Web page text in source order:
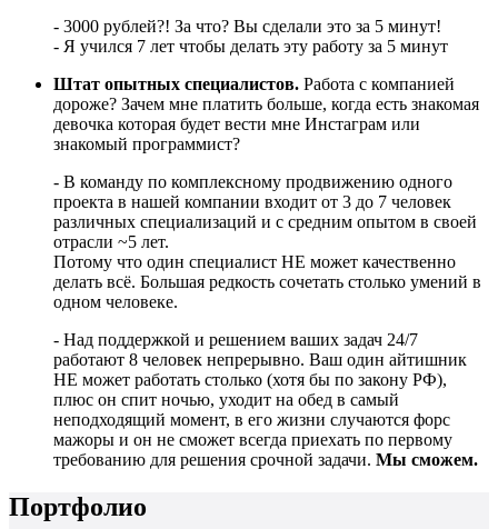
- 3000 рублей?! За что? Вы сделали это за 5 минут!
- Я учился 7 лет чтобы делать эту работу за 5 минут
Штат опытных специалистов. Работа с компанией
дороже? Зачем мне платить больше, когда есть знакомая
девочка которая будет вести мне Инстаграм или
знакомый программист?
- В команду по комплексному продвижению одного
проекта в нашей компании входит от 3 до 7 человек
различных специализаций и с средним опытом в своей
отрасли ~5 лет.
Потому что один специалист НЕ может качественно
делать всё. Большая редкость сочетать столько умений в
одном человеке.
- Над поддержкой и решением ваших задач 24/7
работают 8 человек непрерывно. Ваш один айтишник
НЕ может работать столько (хотя бы по закону РФ),
плюс он спит ночью, уходит на обед в самый
неподходящий момент, в его жизни случаются форс
мажоры и он не сможет всегда приехать по первому
требованию для решения срочной задачи. Мы сможем.
Портфолио